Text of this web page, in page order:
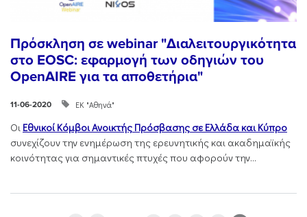
Πρόσκληση σε webinar "Διαλειτουργικότητα
στο EOSC: εφαρμογή των οδηγιών του
OpenAIRE για τα αποθετήρια"
11-06-2020 ΕΚ "Αθηνά"
Οι Εθνικοί Κόμβοι Ανοικτής Πρόσβασης σε Ελλάδα και Κύπρο
συνεχίζουν την ενημέρωση της ερευνητικής και ακαδημαϊκής
κοινότητας για σημαντικές πτυχές που αφορούν την...